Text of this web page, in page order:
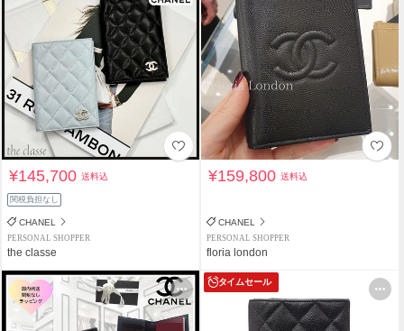
¥145,700送料込
関税負担なし
CHANEL
PERSONAL SHOPPER
the classe
¥159,800送料込
CHANEL
PERSONAL SHOPPER
floria london
タイムセール